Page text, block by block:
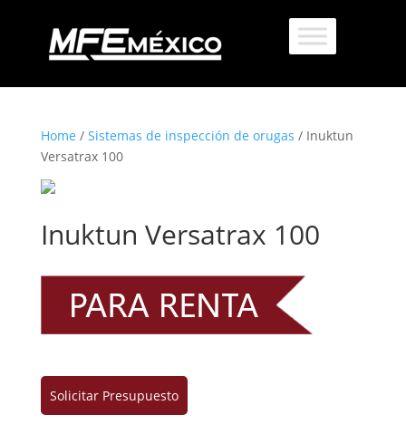
Home / Sistemas de inspección de orugas / Inuktun
Versatrax 100
Inuktun Versatrax 100
Solicitar Presupuesto